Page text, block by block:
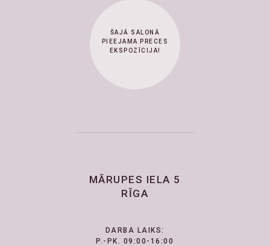
ŠAJĀ SALONĀ
PIEEJAMA PRECES
EKSPOZĪCIJA!
DARBA LAIKS:
P.-PK. 09:00-16:00
MĀRUPES IELA 5
RĪGA